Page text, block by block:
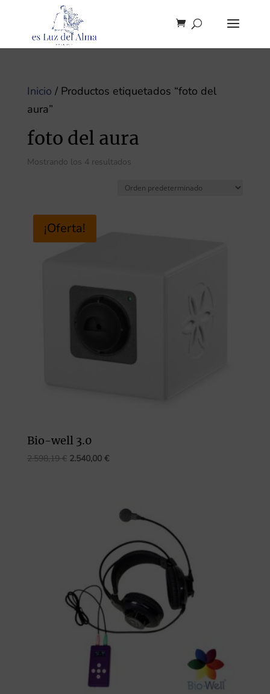
Inicio / Productos etiquetados “foto del
aura”
foto del aura
Mostrando los 4 resultados
¡Oferta!
Bio-well 3.0
2.598,19€ El
2.540,00 €El
2.540,00 €.